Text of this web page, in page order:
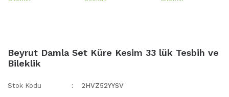
Beyrut Damla Set Küre Kesim 33 lük Tesbih ve
Bileklik
Stok Kodu 2HVZ52YYSV